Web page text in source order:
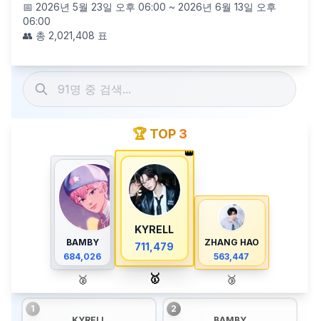
📅 2026년 5월 23일 오후 06:00 ~ 2026년 6월 13일 오후
06:00
👥 총 2,021,408 표
🏆 TOP 3
BAMBY
684,026
🥈
👑
KYRELL
711,479
🥇
ZHANG HAO
563,447
🥉
1
2